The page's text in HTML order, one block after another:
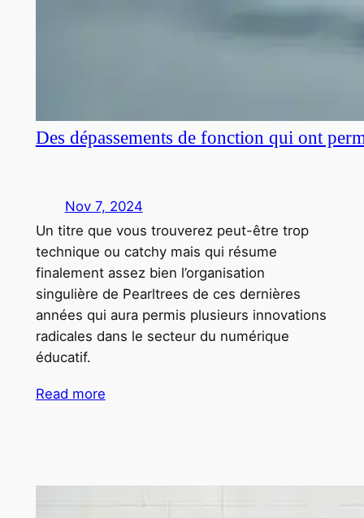
Des dépassements de fonction qui ont
Nov 7, 2024
Un titre que vous trouverez peut-être trop
technique ou catchy mais qui résume
finalement assez bien l’organisation
singulière de Pearltrees de ces dernières
années qui aura permis plusieurs innovations
radicales dans le secteur du numérique
éducatif.
Read more